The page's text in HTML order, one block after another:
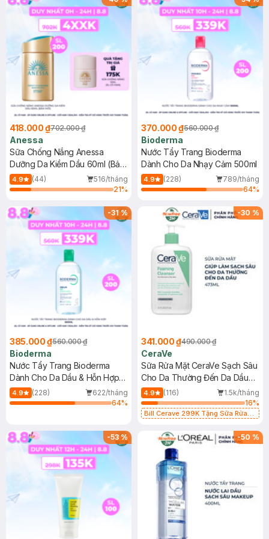
418.000 ₫702.000 ₫
Anessa
Sữa Chống Nắng Anessa
Dưỡng Da Kiềm Dầu 60ml (Bản
Mới)
4.9 (44)
516/tháng
21%
370.000 ₫560.000 ₫
Bioderma
Nước Tẩy Trang Bioderma
Dành Cho Da Nhạy Cảm 500ml
4.9 (228)
789/tháng
64%
-31%
385.000 ₫560.000 ₫
Bioderma
Nước Tẩy Trang Bioderma
Dành Cho Da Dầu & Hỗn Hợp
500ml
4.9 (228)
622/tháng
64%
-30 %
341.000 ₫490.000 ₫
CeraVe
Sữa Rửa Mặt CeraVe Sạch Sâu
Cho Da Thường Đến Da Dầu
473ml
4.9 (116)
1.5k/tháng
16%
Bill Cerave 299K Tặng Sữa Rửa
-53% -50 %